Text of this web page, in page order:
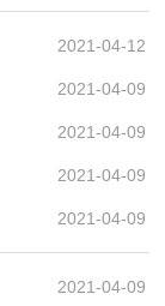
2021-04-12
2021-04-09
2021-04-09
2021-04-09
2021-04-09
2021-04-09